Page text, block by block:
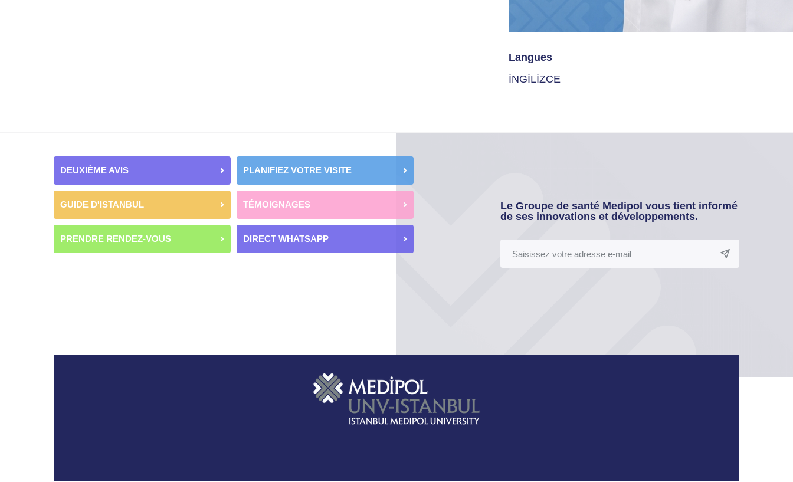
Langues
İNGİLİZCE
DEUXIÈME AVIS PLANIFIEZ VOTRE VISITE
GUIDE D'ISTANBUL TÉMOIGNAGES
PRENDRE RENDEZ-VOUS DIRECT WHATSAPP
Le Groupe de santé Medipol vous tient informé
de ses innovations et développements.